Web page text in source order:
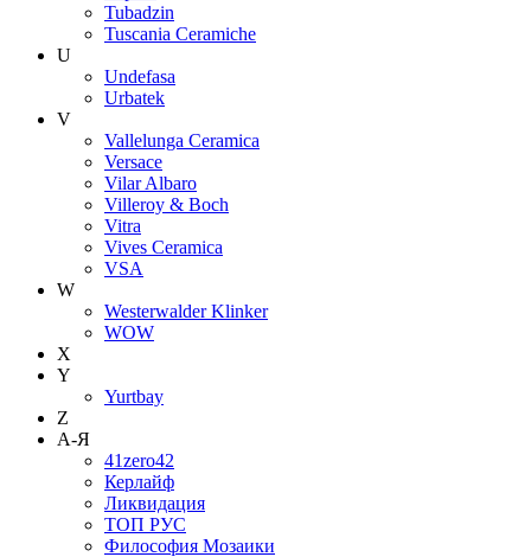
Tubadzin
Tuscania Ceramiche
U
Undefasa
Urbatek
V
Vallelunga Ceramica
Versace
Vilar Albaro
Villeroy & Boch
Vitra
Vives Ceramica
VSA
W
Westerwalder Klinker
WOW
X
Y
Yurtbay
Z
А-Я
41zero42
Керлайф
Ликвидация
ТОП РУС
Философия Мозаики